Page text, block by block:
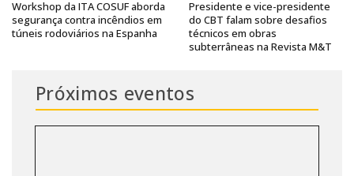
Workshop da ITA COSUF aborda
segurança contra incêndios em
túneis rodoviários na Espanha
Presidente e vice-presidente
do CBT falam sobre desafios
técnicos em obras
subterrâneas na Revista M&T
Próximos eventos